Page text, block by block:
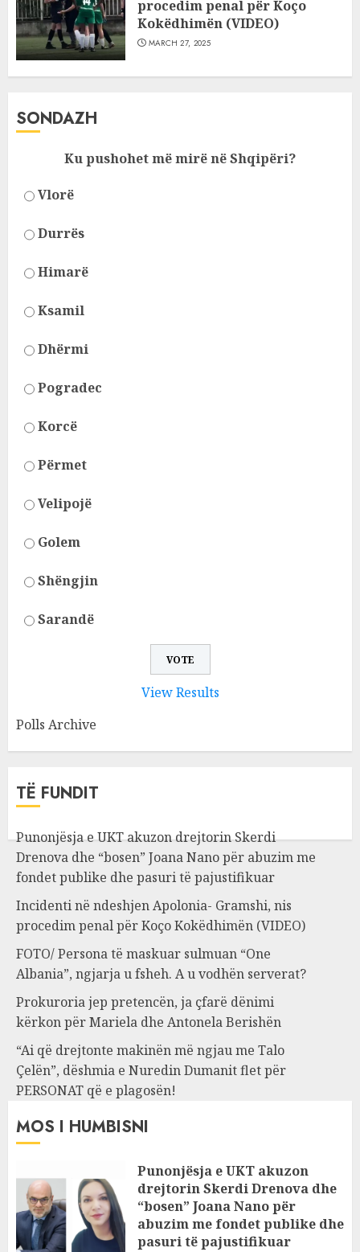
procedim penal për Koço
Kokëdhimën (VIDEO)
MARCH 27, 2025
SONDAZH
Ku pushohet më mirë në Shqipëri?
Vlorë
Durrës
Himarë
Ksamil
Dhërmi
Pogradec
Korcë
Përmet
Velipojë
Golem
Shëngjin
Sarandë
View Results
Polls Archive
TË FUNDIT
Punonjësja e UKT akuzon drejtorin Skerdi
Drenova dhe “bosen” Joana Nano për abuzim me
fondet publike dhe pasuri të pajustifikuar
Incidenti në ndeshjen Apolonia- Gramshi, nis
procedim penal për Koço Kokëdhimën (VIDEO)
FOTO/ Persona të maskuar sulmuan “One
Albania”, ngjarja u fsheh. A u vodhën serverat?
Prokuroria jep pretencën, ja çfarë dënimi
kërkon për Mariela dhe Antonela Berishën
“Ai që drejtonte makinën më ngjau me Talo
Çelën”, dëshmia e Nuredin Dumanit flet për
PERSONAT që e plagosën!
MOS I HUMBISNI
Punonjësja e UKT akuzon
drejtorin Skerdi Drenova dhe
“bosen” Joana Nano për
abuzim me fondet publike dhe
pasuri të pajustifikuar